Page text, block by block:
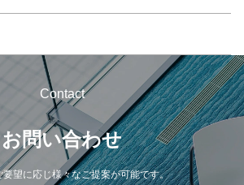
Contact
お問い合わせ
要望に応じ様々なご提案が可能です。